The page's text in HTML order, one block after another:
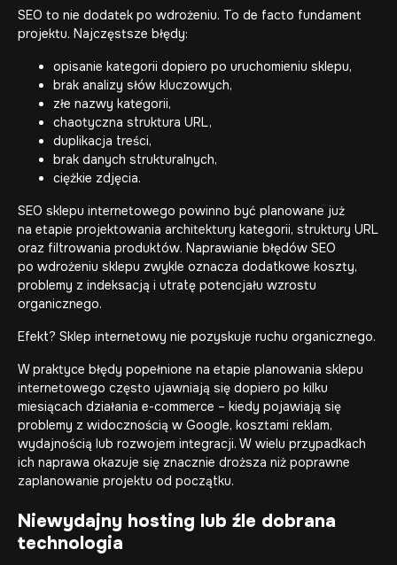
SEO to nie dodatek po wdrożeniu. To de facto fundament
projektu. Najczęstsze błędy:
opisanie kategorii dopiero po uruchomieniu sklepu,
brak analizy słów kluczowych,
złe nazwy kategorii,
chaotyczna struktura URL,
duplikacja treści,
brak danych strukturalnych,
ciężkie zdjęcia.
SEO sklepu internetowego powinno być planowane już
na etapie projektowania architektury kategorii, struktury URL
oraz filtrowania produktów. Naprawianie błędów SEO
po wdrożeniu sklepu zwykle oznacza dodatkowe koszty,
problemy z indeksacją i utratę potencjału wzrostu
organicznego.
Efekt? Sklep internetowy nie pozyskuje ruchu organicznego.
W praktyce błędy popełnione na etapie planowania sklepu
internetowego często ujawniają się dopiero po kilku
miesiącach działania e-commerce – kiedy pojawiają się
problemy z widocznością w Google, kosztami reklam,
wydajnością lub rozwojem integracji. W wielu przypadkach
ich naprawa okazuje się znacznie droższa niż poprawne
zaplanowanie projektu od początku.
Niewydajny hosting lub źle dobrana
technologia